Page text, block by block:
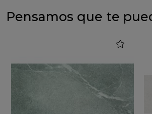
Pensamos que te
favorite